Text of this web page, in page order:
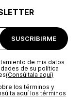
SUSCRIBIRME
de mis datos
de su política
(Consúltala aquí)
los términos y
aquí los términos